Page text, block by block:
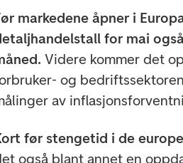
markedene åpner i
for mai
Videre kommer det
og
av
før stengetid i de
også blant annet en